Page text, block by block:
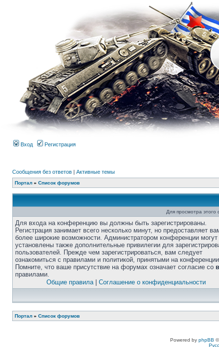
Вход Регистрация
Сообщения без ответов | Активные темы
Портал » Список форумов
Для просмотра
Для входа на конференцию вы должны быть зарегистрированы.
Регистрация занимает всего несколько минут, но предоставляет
более широкие возможности. Администратором конференции
установлены также дополнительные привилегии для
пользователей. Прежде чем зарегистрироваться, вам следует
ознакомиться с правилами и политикой, принятыми на
Помните, что ваше присутствие на форумах означает согласие со
правилами.
Общие правила| Соглашение о конфиденциальности
Портал » Список форумов
Powered by phpBB